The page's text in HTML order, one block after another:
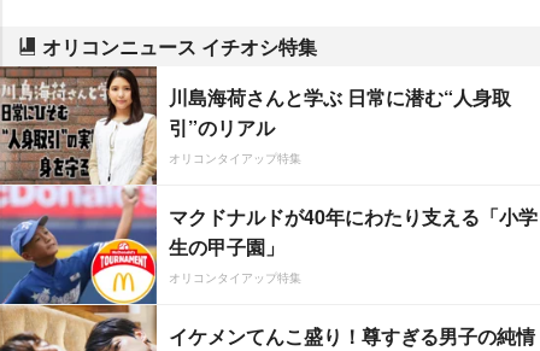
オリコンニュース イチオシ特集
川島海荷さんと学ぶ 日常に潜む“人身取
引”のリアル
オリコンタイアップ特集
マクドナルドが40年にわたり支える「小学
生の甲子園」
オリコンタイアップ特集
イケメンてんこ盛り！尊すぎる男子の純情